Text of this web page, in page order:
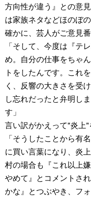
方向性が違う』との意
は家族ネタなどほのぼ
確かに、芸人がご意見
「そして、今度は『テ
め。自分の仕事をちゃ
トをしたんです。これ
く、反響の大きさを受
し忘れだったと弁明し
す」
言い訳がかえって"炎上"
「そうしたことから有
に買い言葉になり、炎
村の場合も『これ以上
やめて』とコメントさ
かな』とつぶやき、フ